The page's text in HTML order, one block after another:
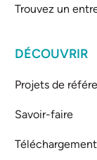
Trouvez un
DÉCOUVRIR
Projets de
Savoir-faire